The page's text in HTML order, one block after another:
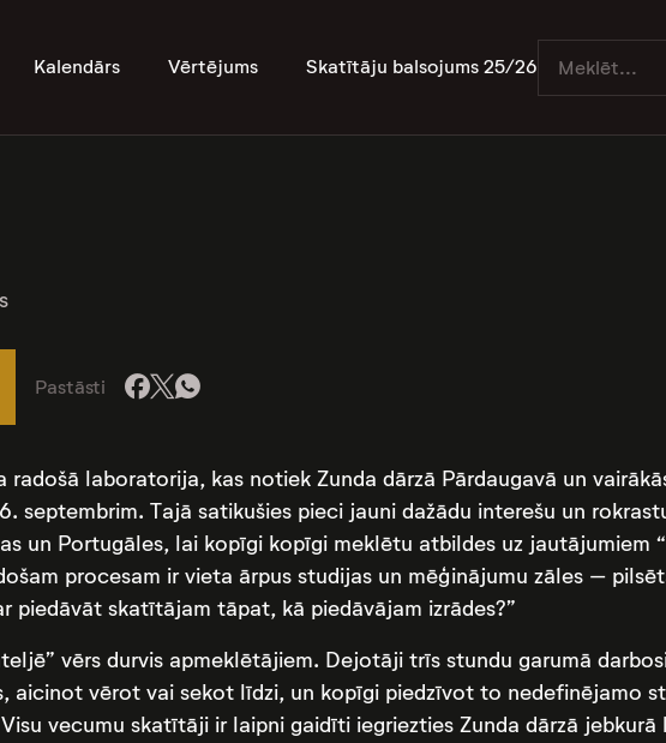
Kalendārs Vērtējums Skatītāju balsojums 25/26
Pastāsti
laboratorija, kas notiek Zunda dārzā Pārdaugavā un
septembrim. Tajā satikušies pieci jauni dažādu interešu un
un Portugāles, lai kopīgi kopīgi meklētu atbildes uz jautājumiem
procesam ir vieta ārpus studijas un mēģinājumu zāles –
piedāvāt skatītājam tāpat, kā piedāvājam izrādes?”
vērs durvis apmeklētājiem. Dejotāji trīs stundu garumā
aicinot vērot vai sekot līdzi, un kopīgi piedzīvot to nedefinējamo
vecumu skatītāji ir laipni gaidīti iegriezties Zunda dārzā jebkurā